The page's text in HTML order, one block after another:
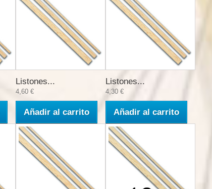
Listones...
4,60 €
Añadir al carrito
Listones...
4,30 €
Añadir al carrito